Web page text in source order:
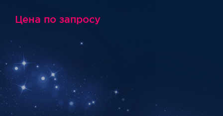
Цена по запросу